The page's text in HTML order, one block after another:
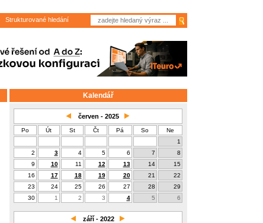
Strukturované hledání
Kalendář
červen - 2025
Po Út St Čt Pá So
Ne
1
2
3 4 5 6 7
8
9
10 11 12 13 14
15
16
17 18 19 20 21
22
23
24 25 26 27 28
29
30
1 2 3 4 5 6
září - 2022